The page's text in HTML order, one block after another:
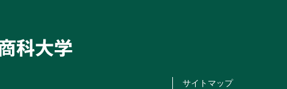
サイトマップ